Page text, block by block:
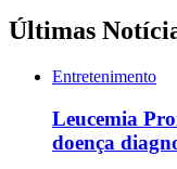
Últimas
Entretenimento
Leucemia
doença